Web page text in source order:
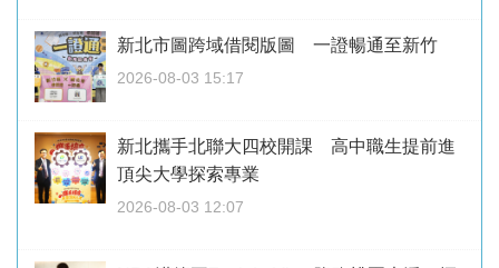
新北市圖跨域借閱版圖 一證暢通至新竹
2026-08-03 15:17
新北攜手北聯大四校開課 高中職生提前進
頂尖大學探索專業
2026-08-03 12:07